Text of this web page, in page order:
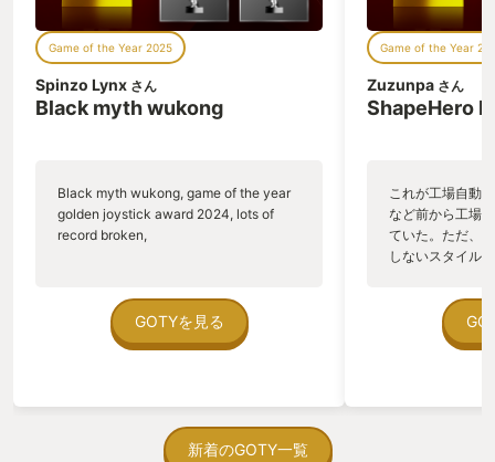
新人レスキュー隊員として、遭難者たち
を救助するため、どう見ても地球な見知
らぬ惑星の中をピクミンたちと探索をし
クミンたちに手伝ってもらいながら、オ
タカラや遭難者たちを救助していく。そ
ったり、踏みつぶされて死んでしまった
り…ピクミンたちがあまりにもあっけな
く命を落とす光景がとても強烈でした。
わば現場監督。プレイヤーがヘッポコな
操作・指示を行うとピクミンたちの命を
散らしてしまう。現場監督としての自分
もこわい。。 ボクの判断ミスでピクミン
が死に…操作ミスでもピクミンが死に…
１匹２匹の死はゲームの進行上はたいし
Game of the Year 2025
Spinzo Lynx さん
Black myth wukong
Black myth wukong, game of the year
golden joystick award 2024, lots of
record broken,
GOTYを見る
Game of the Year
Zuzunpa さん
ShapeHero
これが工場自動
など前から工場
ていた。ただ、
しないスタイル
ていた。 ただ
在を知ってから
う。気になる。
新着のGOTY一覧